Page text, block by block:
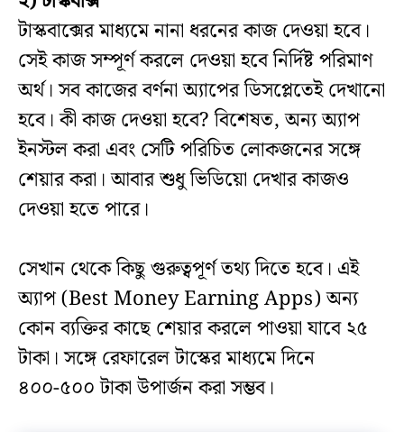
টাস্কবাক্সের মাধ্যমে নানা ধরনের কাজ দেওয়া হবে।
সেই কাজ সম্পূর্ণ করলে দেওয়া হবে নির্দিষ্ট পরিমাণ
অর্থ। সব কাজের বর্ণনা অ্যাপের ডিসপ্লেতেই দেখানো
হবে। কী কাজ দেওয়া হবে? বিশেষত, অন্য অ্যাপ
ইনস্টল করা এবং সেটি পরিচিত লোকজনের সঙ্গে
শেয়ার করা। আবার শুধু ভিডিয়ো দেখার কাজও
দেওয়া হতে পারে।
সেখান থেকে কিছু গুরুত্বপূর্ণ তথ্য দিতে হবে। এই
অ্যাপ (Best Money Earning Apps) অন্য
কোন ব্যক্তির কাছে শেয়ার করলে পাওয়া যাবে ২৫
টাকা। সঙ্গে রেফারেল টাস্কের মাধ্যমে দিনে
৪০০-৫০০ টাকা উপার্জন করা সম্ভব।